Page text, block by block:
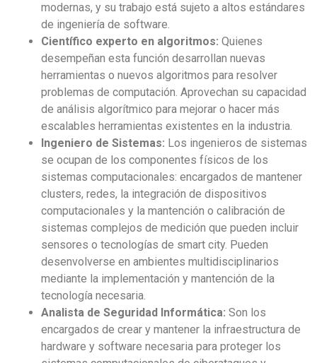
modernas, y su trabajo está sujeto a altos estándares
de ingeniería de software.
Científico experto en algoritmos: Quienes
desempeñan esta función desarrollan nuevas
herramientas o nuevos algoritmos para resolver
problemas de computación. Aprovechan su capacidad
de análisis algorítmico para mejorar o hacer más
escalables herramientas existentes en la industria.
Ingeniero de Sistemas: Los ingenieros de sistemas
se ocupan de los componentes físicos de los
sistemas computacionales: encargados de mantener
clusters, redes, la integración de dispositivos
computacionales y la mantención o calibración de
sistemas complejos de medición que pueden incluir
sensores o tecnologías de smart city. Pueden
desenvolverse en ambientes multidisciplinarios
mediante la implementación y mantención de la
tecnología necesaria.
Analista de Seguridad Informática: Son los
encargados de crear y mantener la infraestructura de
hardware y software necesaria para proteger los